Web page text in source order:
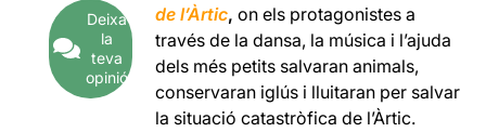
Deixa
la
teva
opinió
de l’Àrtic,on els protagonistes a
través de la dansa, la música i l’ajuda
dels més petits salvaran animals,
conservaran iglús i lluitaran per salvar
la situació catastròfica de l’Àrtic.